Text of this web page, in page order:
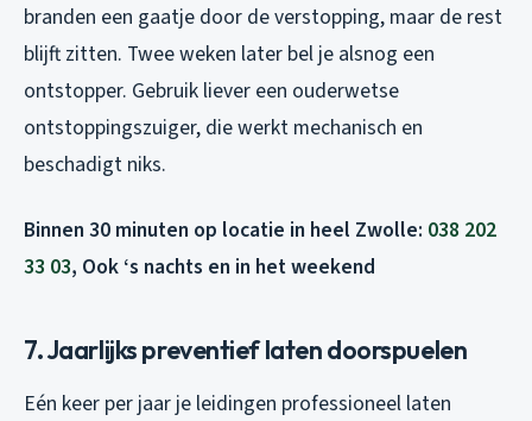
branden een gaatje door de verstopping, maar de rest
blijft zitten. Twee weken later bel je alsnog een
ontstopper. Gebruik liever een ouderwetse
ontstoppingszuiger, die werkt mechanisch en
beschadigt niks.
Binnen 30 minuten op locatie in heel Zwolle: 038 202
33 03, Ook ‘s nachts en in het weekend
7. Jaarlijks preventief laten doorspuelen
Eén keer per jaar je leidingen professioneel laten